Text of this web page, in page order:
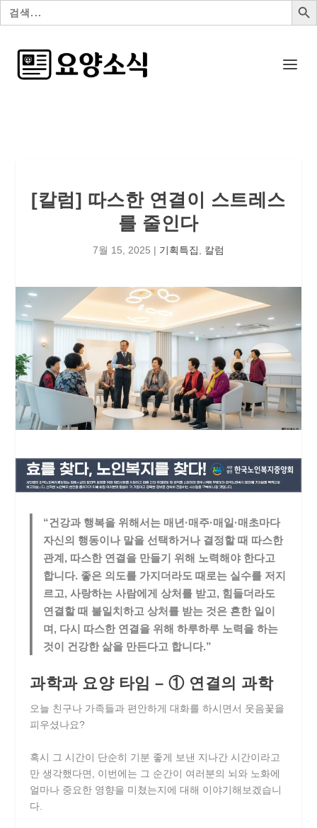
검
색:
[칼럼] 따스한 연결이 스트레스
를 줄인다
7월 15, 2025 | 기획특집 칼럼
“건강과 행복을 위해서는 매년·매주·매일·매초마다
자신의 행동이나 말을 선택하거나 결정할 때 따스한
관계, 따스한 연결을 만들기 위해 노력해야 한다고
합니다. 좋은 의도를 가지더라도 때로는 실수를 저지
르고, 사랑하는 사람에게 상처를 받고, 힘들더라도
연결할 때 불일치하고 상처를 받는 것은 흔한 일이
며, 다시 따스한 연결을 위해 하루하루 노력을 하는
것이 건강한 삶을 만든다고 합니다.”
과학과 요양 타임 – ① 연결의 과학
오늘 친구나 가족들과 편안하게 대화를 하시면서 웃음꽃을
피우셨나요?
혹시 그 시간이 단순히 기분 좋게 보낸 지나간 시간이라고
만 생각했다면, 이번에는 그 순간이 여러분의 뇌와 노화에
얼마나 중요한 영향을 미쳤는지에 대해 이야기해보겠습니
다.